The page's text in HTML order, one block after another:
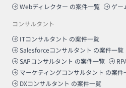
Webディレクター の案件一覧 ゲー
コンサルタント
ITコンサルタント の案件一覧
Salesforceコンサルタント の案件一覧
SAPコンサルタント の案件一覧
マーケティングコンサルタント の案件
DXコンサルタント の案件一覧